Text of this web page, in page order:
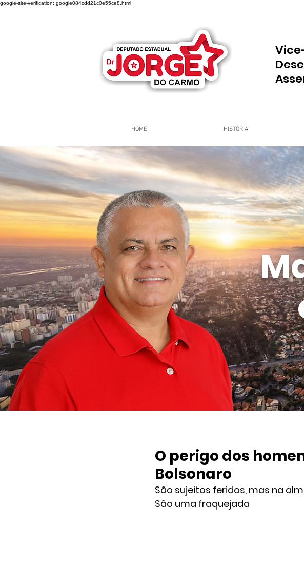
google-site-verification: google084cdd21c0e55ce8.html
HOME HISTÓRIA
O perigo dos
Bolsonaro
São sujeitos feridos, mas na
São uma fraquejada